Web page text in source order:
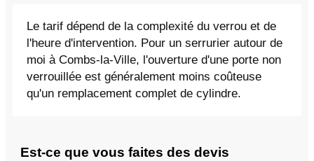
Le tarif dépend de la complexité du verrou et de
l'heure d'intervention. Pour un serrurier autour de
moi à Combs-la-Ville, l'ouverture d'une porte non
verrouillée est généralement moins coûteuse
qu'un remplacement complet de cylindre.
Est-ce que vous faites des devis